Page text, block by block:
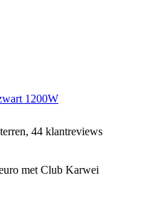
1200W
44 klantreviews
met Club Karwei